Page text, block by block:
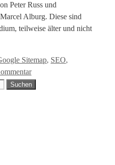
Peter Russ und
Alburg. Diese sind
teilweise älter und nicht
Sitemap, SEO,